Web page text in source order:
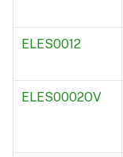
ELES0012
ELES0002OV